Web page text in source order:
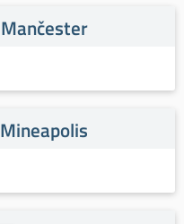
Mančester
Mineapolis